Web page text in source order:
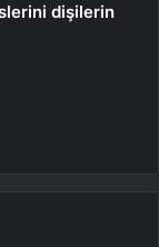
dişilerin